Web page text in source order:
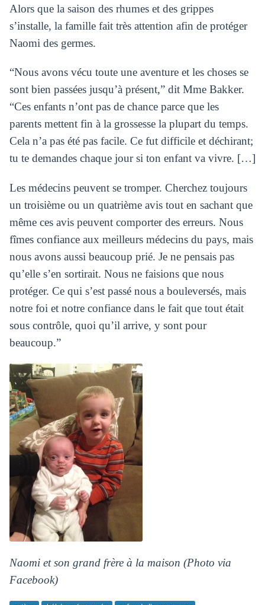
Alors que la saison des rhumes et des grippes
s’installe, la famille fait très attention afin de protéger
Naomi des germes.
“Nous avons vécu toute une aventure et les choses se
sont bien passées jusqu’à présent,” dit Mme Bakker.
“Ces enfants n’ont pas de chance parce que les
parents mettent fin à la grossesse la plupart du temps.
Cela n’a pas été pas facile. Ce fut difficile et déchirant;
tu te demandes chaque jour si ton enfant va vivre. […]
Les médecins peuvent se tromper. Cherchez toujours
un troisième ou un quatrième avis tout en sachant que
même ces avis peuvent comporter des erreurs. Nous
fîmes confiance aux meilleurs médecins du pays, mais
nous avons aussi beaucoup prié. Je ne pensais pas
qu’elle s’en sortirait. Nous ne faisions que nous
protéger. Ce qui s’est passé nous a bouleversés, mais
notre foi et notre confiance dans le fait que tout était
sous contrôle, quoi qu’il arrive, y sont pour
beaucoup.”
Naomi et son grand frère à la maison (Photo via
Facebook)